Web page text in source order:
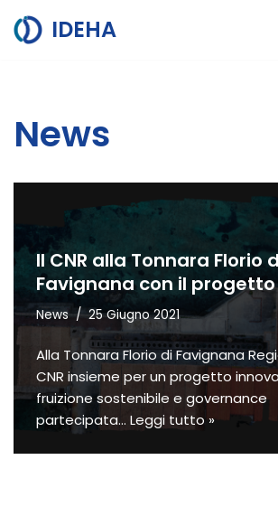
Vai
IDEHA
News
Il CNR alla Tonnara Florio
Favignana con il progetto
News 25 Giugno 2021
Alla Tonnara Florio di Favignana
CNR insieme per un progetto
fruizione sostenibile e governance
partecipata… Leggi tutto »